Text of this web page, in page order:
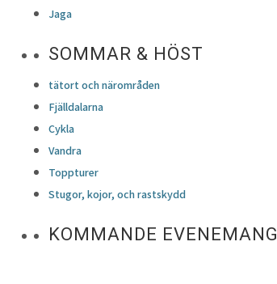
Jaga
SOMMAR & HÖST
tätort och närområden
Fjälldalarna
Cykla
Vandra
Toppturer
Stugor, kojor, och rastskydd
KOMMANDE EVENEMANG